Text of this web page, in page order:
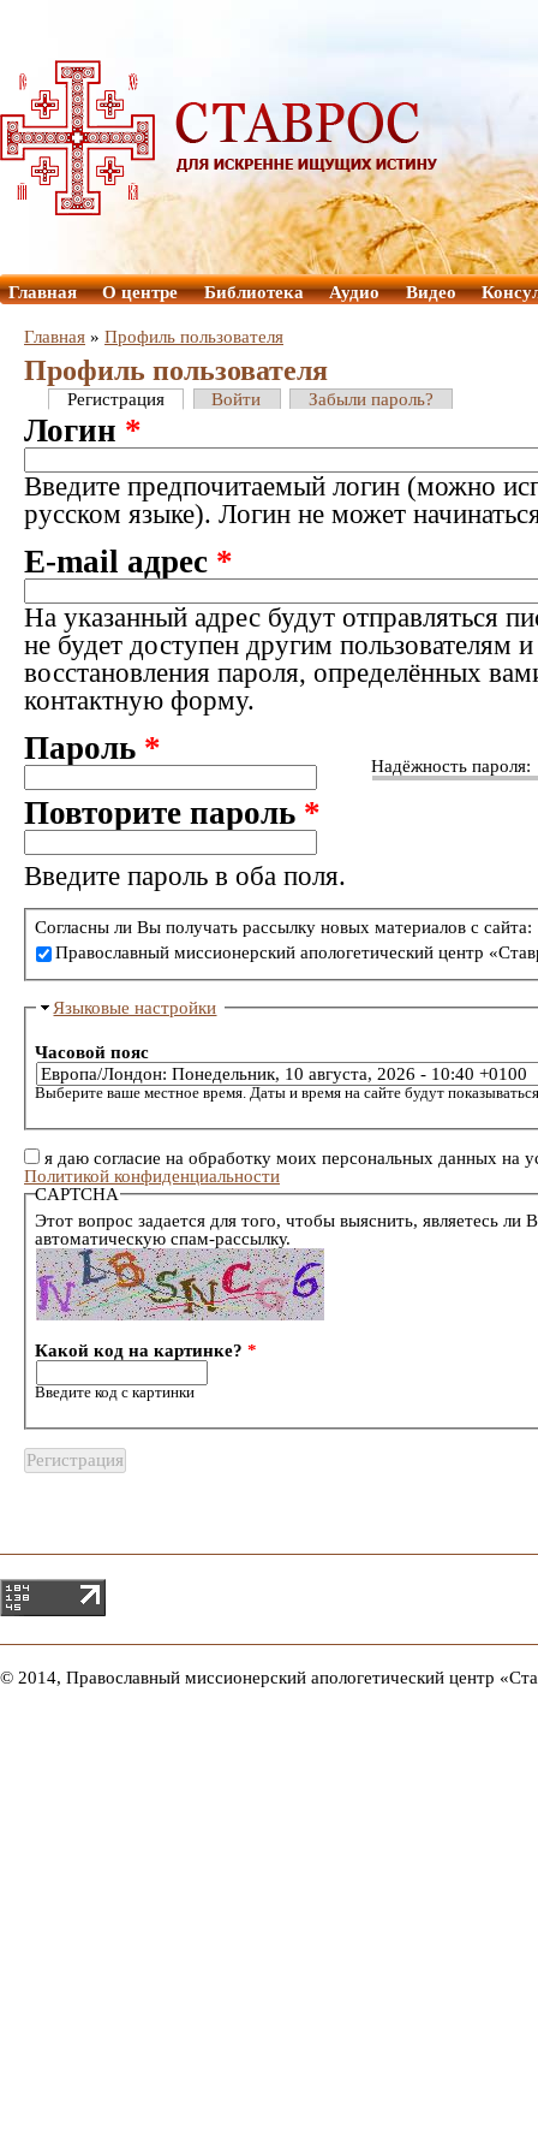
Главная О центре Библиотека Аудио Видео
Главная » Профиль пользователя
Профиль пользователя
Регистрация Войти Забыли пароль?
Логин *
Введите предпочитаемый логин (можно
русском языке). Логин не может
E-mail адрес *
На указанный адрес будут отправляться
не будет доступен другим пользователям
восстановления пароля, определённых
контактную форму.
Надёжность пароля:
Пароль *
Повторите пароль *
Введите пароль в оба поля.
Согласны ли Вы получать рассылку новых материалов с сайта:
Православный миссионерский апологетический центр
Языковые настройки
Часовой пояс
Выберите ваше местное время. Даты и время на сайте будут
я даю согласие на обработку моих персональных данных на
Политикой конфиденциальности
CAPTCHA
Этот вопрос задается для того, чтобы выяснить, являетесь ли
автоматическую спам-рассылку.
Какой код на картинке?*
Введите код с картинки
© 2014, Православный миссионерский апологетический центр